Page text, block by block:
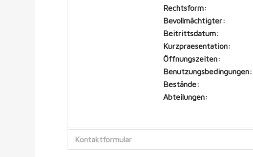
Rechtsform:
Bevollmächtigter:
Beitrittsdatum:
Kurzpraesentation:
Öffnungszeiten:
Benutzungsbedingungen:
Bestände:
Abteilungen:
Kontaktformular